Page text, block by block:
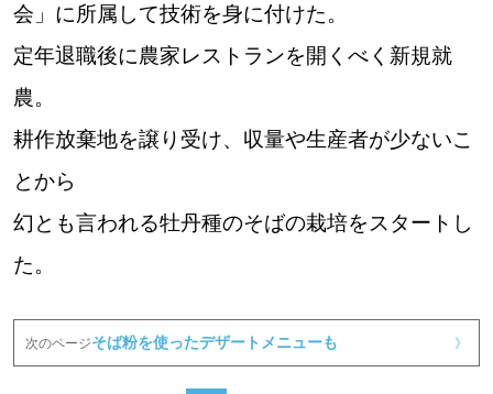
会」に所属して技術を身に付けた。
定年退職後に農家レストランを開くべく新規就
農。
耕作放棄地を譲り受け、収量や生産者が少ないこ
とから
幻とも言われる牡丹種のそばの栽培をスタートし
た。
次のページそば粉を使ったデザートメニューも 》